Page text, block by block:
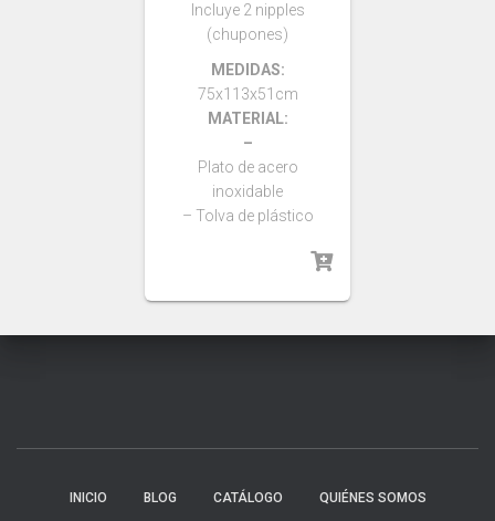
Incluye 2 nipples
(chupones)
MEDIDAS:
75x113x51cm
MATERIAL:
–
Plato de acero
inoxidable
– Tolva de plástico
INICIO BLOG CATÁLOGO QUIÉNES SOMOS